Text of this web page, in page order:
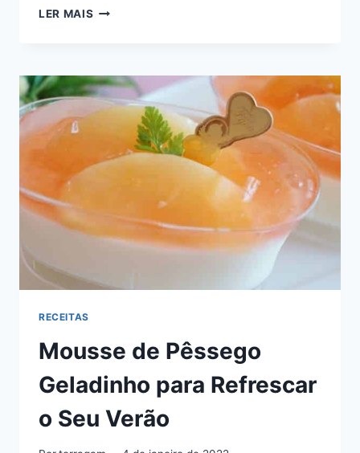
LER MAIS PATÊ
ESPINAFRE
COM
RICOTA:
GOSTOSO
ECONÔMICO
RECEITAS
Mousse de Pêssego
Geladinho para Refrescar
o Seu Verão